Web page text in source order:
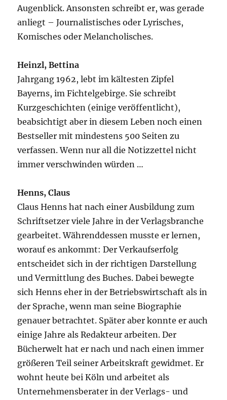
Augenblick. Ansonsten schreibt er, was gerade
anliegt – Journalistisches oder Lyrisches,
Komisches oder Melancholisches.
Heinzl, Bettina
Jahrgang 1962, lebt im kältesten Zipfel
Bayerns, im Fichtelgebirge. Sie schreibt
Kurzgeschichten (einige veröffentlicht),
beabsichtigt aber in diesem Leben noch einen
Bestseller mit mindestens 500 Seiten zu
verfassen. Wenn nur all die Notizzettel nicht
immer verschwinden würden …
Henns, Claus
Claus Henns hat nach einer Ausbildung zum
Schriftsetzer viele Jahre in der Verlagsbranche
gearbeitet. Währenddessen musste er lernen,
worauf es ankommt: Der Verkaufserfolg
entscheidet sich in der richtigen Darstellung
und Vermittlung des Buches. Dabei bewegte
sich Henns eher in der Betriebswirtschaft als in
der Sprache, wenn man seine Biographie
genauer betrachtet. Später aber konnte er auch
einige Jahre als Redakteur arbeiten. Der
Bücherwelt hat er nach und nach einen immer
größeren Teil seiner Arbeitskraft gewidmet. Er
wohnt heute bei Köln und arbeitet als
Unternehmensberater in der Verlags- und